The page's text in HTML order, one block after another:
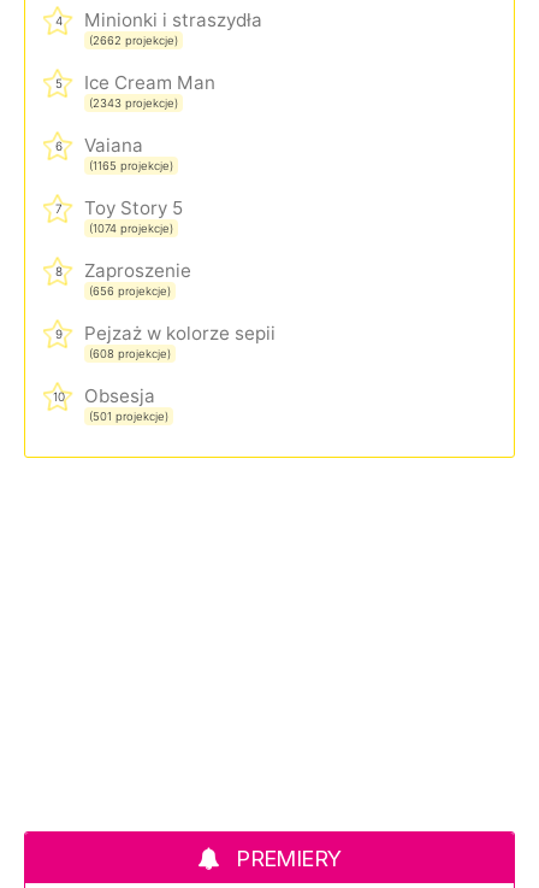
4 Minionki i straszydła
(2662 projekcje)
5 Ice Cream Man
(2343 projekcje)
6 Vaiana
(1165 projekcje)
7 Toy Story 5
(1074 projekcje)
8 Zaproszenie
(656 projekcje)
9 Pejzaż w kolorze sepii
(608 projekcje)
10 Obsesja
(501 projekcje)
PREMIERY